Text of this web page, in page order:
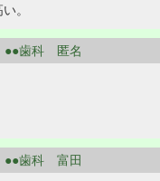
。
●●歯科 匿名
●●歯科 富田